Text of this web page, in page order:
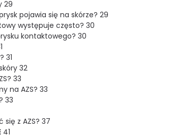
29
pojawia się na skórze? 29
występuje często? 30
kontaktowego? 30
31
32
33
na AZS? 33
33
z AZS? 37
41